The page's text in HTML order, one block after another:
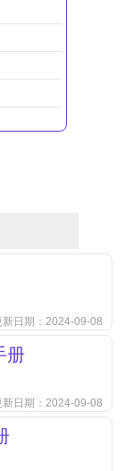
新日期：2024-09-08
册
新日期：2024-09-08